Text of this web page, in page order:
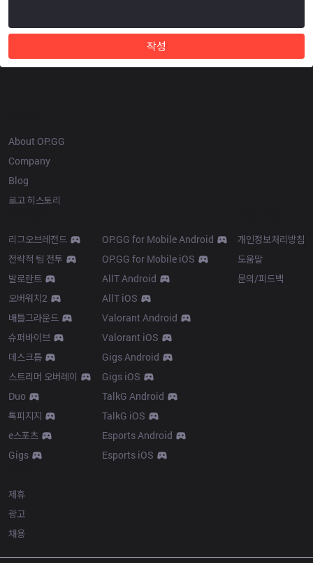
작성
About OP.GG
Company
Blog
로고 히스토리
리그오브레전드
전략적 팀 전투
발로란트
오버워치2
배틀그라운드
슈퍼바이브
데스크톱
스트리머 오버레이
Duo
톡피지지
e스포츠
Gigs
OP.GG for Mobile Android
OP.GG for Mobile iOS
AllT Android
AllT iOS
Valorant Android
Valorant iOS
Gigs Android
Gigs iOS
TalkG Android
TalkG iOS
Esports Android
Esports iOS
개인정보처리방침
도움말
문의/피드백
제휴
광고
채용